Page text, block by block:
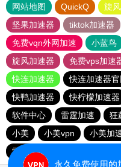
网站地图 QuickQ 旋
坚果加速器
tiktok加速器
免费vqn外网加速
小蓝鸟
旋风加速器
免费vps加速
快连加速器
快连加速器官
快鸭加速器
快柠檬加速器
软件中心
雷霆加速 狂
小美
小美vpn 小美加
雷霆加速下载
永久免费使用的